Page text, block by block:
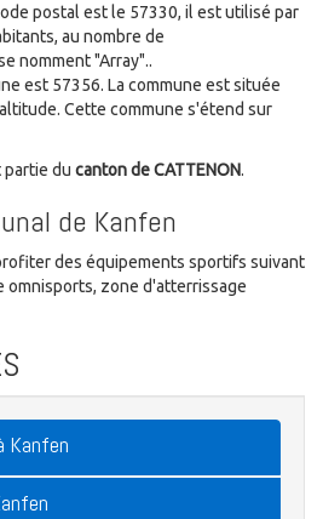
postal est le 57330, il est utilisé par
au nombre de
nomment "Array"..
est 57356. La commune est située
Cette commune s'étend sur
partie du canton de CATTENON.
de Kanfen
des équipements sportifs suivant
omnisports, zone d'atterrissage
Kanfen